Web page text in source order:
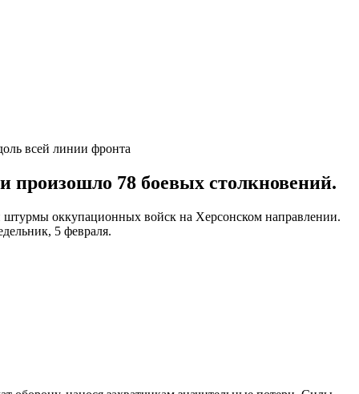
всей линии фронта
78 боевых столкновений.
оккупационных войск на Херсонском направлении.
5 февраля.